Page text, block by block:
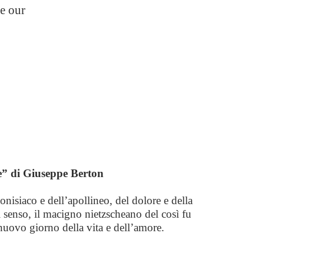
our
di Giuseppe Berton
e dell’apollineo, del dolore e della
il macigno nietzscheano del così fu
giorno della vita e dell’amore.